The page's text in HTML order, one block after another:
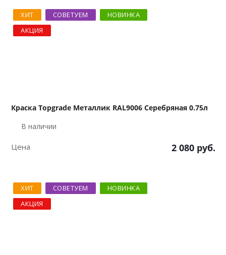
ХИТ СОВЕТУЕМ
НОВИНКА
АКЦИЯ
Краска Topgrade Металлик RAL9006 Серебряная 0.75л
В наличии
Цена 2 080 руб.
ХИТ СОВЕТУЕМ
НОВИНКА
АКЦИЯ